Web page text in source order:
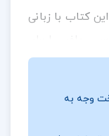
این کتاب با زبانی
ریاضی را برای
برای کمک به
از مثال‌ های
رویکرد باعث
قوی در
وجه به